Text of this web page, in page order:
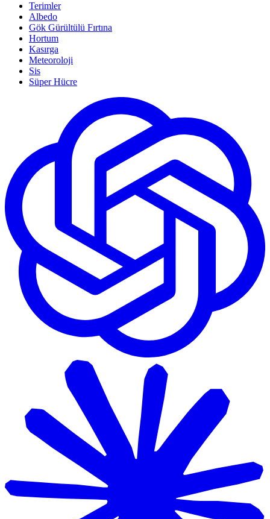
Terimler
Albedo
Gök Gürültülü Fırtına
Hortum
Kasırga
Meteoroloji
Sis
Süper Hücre